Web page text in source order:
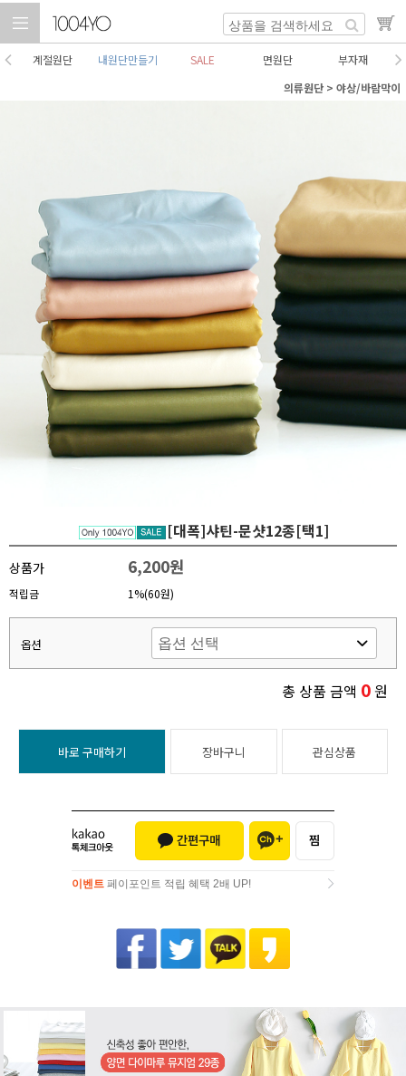
계절원단 내원단만들기 SALE 면원단
부자재
의류원단 > 야상/바람막이
[대폭]샤틴-문샷12종[택1]
상품가 6,200원
적립금 1%(60원)
옵션
총 상품 금액 0원
바로 구매하기 장바구니 관심상품
이벤트 페이포인트 적립 혜택 2배 UP!